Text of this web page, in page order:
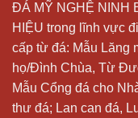
ĐÁ MỸ NGHỆ NINH
HIỆU trong lĩnh vực
cấp từ đá: Mẫu Lăng
họ/Đình Chùa, Từ
Mẫu Cổng đá cho
thư đá; Lan can đá,